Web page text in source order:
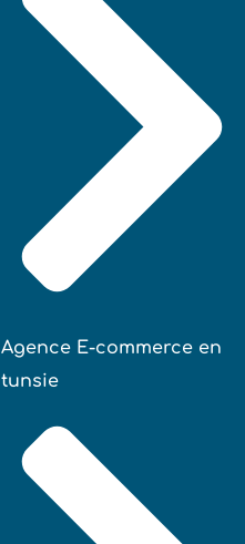
Agence E-commerce en
tunsie